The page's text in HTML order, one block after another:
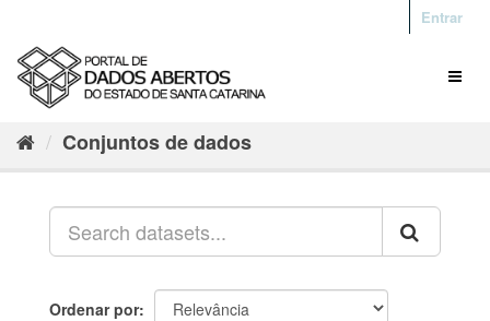
Entrar
Conjuntos de dados
Ordenar por